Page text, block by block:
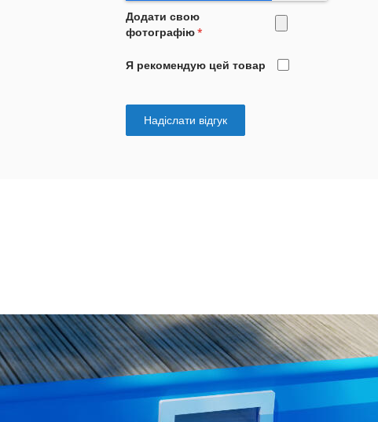
Додати свою
фотографію
Я рекомендую цей товар
Надіслати відгук